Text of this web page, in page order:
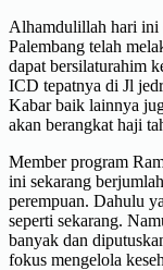
Alhamdulillah hari ini
Palembang telah
dapat bersilaturahim
ICD tepatnya di Jl
Kabar baik lainnya
akan berangkat haji
Member program
ini sekarang
perempuan. Dahulu
seperti sekarang.
banyak dan
fokus mengelola